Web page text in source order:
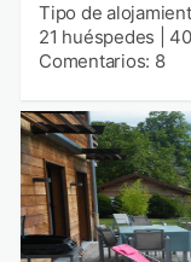
Tipo de
21 huéspedes
Comentarios: 8